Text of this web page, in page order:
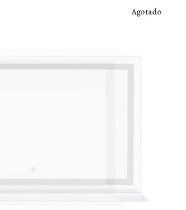
Agotado